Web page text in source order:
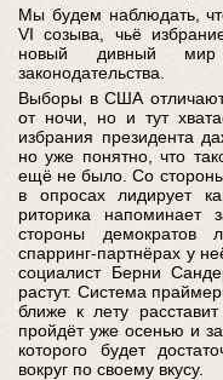
Мы будем наблюдать,
VI созыва, чьё
новый дивный мир
законодательства.
Выборы в США
от ночи, но и тут
избрания президента
но уже понятно, что
ещё не было. Со
в опросах лидирует
риторика напоминает
стороны демократов
спарринг-партнёрах у
социалист Берни
растут. Система
ближе к лету
пройдёт уже осенью и
которого будет
вокруг по своему вкусу.